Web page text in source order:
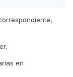
en